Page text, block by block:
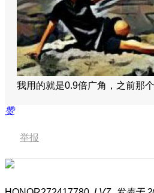
我用的就是0.9倍广角，之前那
赞
举报